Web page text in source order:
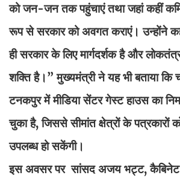
को जन-जन तक पहुंचाएं तथा जहां कहीं
रूप से सरकार को अवगत कराएं। उन्होंने
ही सरकार के लिए मार्गदर्शक है और
शक्ति है।” मुख्यमंत्री ने यह भी बताया
टनकपुर में मीडिया सेंटर गेस्ट हाउस का
चुका है, जिससे सीमांत क्षेत्रों के पत्रकारों
उपलब्ध हो सकेंगी।
इस अवसर पर सांसद अजय भट्ट, कैबिनेट